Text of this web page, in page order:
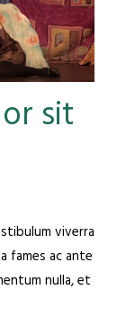
sit
viverra
fames ac ante
nulla, et